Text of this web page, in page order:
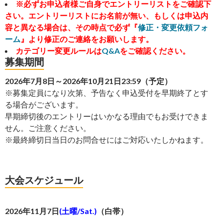
※必ずお申込者様ご自身でエントリーリストをご確認下
さい。エントリーリストにお名前が無い、もしくは申込内
容と異なる場合は、その時点で必ず『修正・変更依頼フォ
ーム 』より修正のご連絡をお願いします。
カテゴリー変更ルールはQ&Aをご確認ください。
募集期間
2026年7月8日～2026年10月21日23:59（予定）
※募集定員になり次第、予告なく申込受付を早期終了とす
る場合がございます。
早期締切後のエントリーはいかなる理由でもお受けできま
せん。ご注意ください。
※最終締切日当日のお問合せにはご対応いたしかねます。
大会スケジュール
2026年11月7日(土曜/Sat.) （白帯）